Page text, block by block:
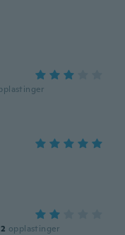
2 opplastinger